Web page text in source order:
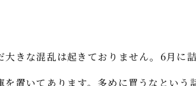
きな混乱は起きておりません。6月に
置いてあります。多めに買うなとい